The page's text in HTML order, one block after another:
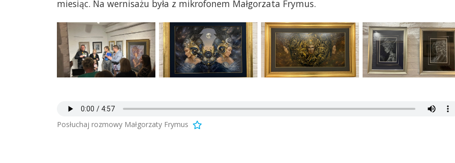
miesiąc. Na wernisażu była z mikrofonem Małgorzata Frymus.
Posłuchaj rozmowy Małgorzaty Frymus